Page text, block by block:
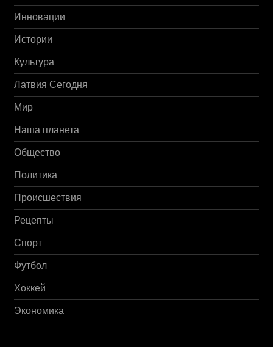
Инновации
Истории
Культура
Латвия Сегодня
Мир
Наша планета
Общество
Политика
Происшествия
Рецепты
Спорт
Футбол
Хоккей
Экономика